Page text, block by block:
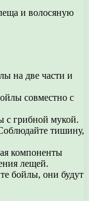
и волосяную
на две части и
совместно с
с грибной мукой.
тишину,
компоненты
лещей.
бойлы, они будут